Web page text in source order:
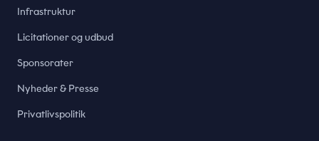
Infrastruktur
Licitationer og udbud
Sponsorater
Nyheder & Presse
Privatlivspolitik